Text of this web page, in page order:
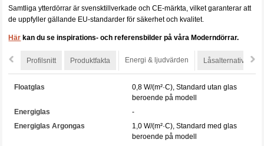
Samtliga ytterdörrar är svensktillverkade och CE-märkta, vilket garanterar att
de uppfyller gällande EU-standarder för säkerhet och kvalitet.
Här kan du se inspirations- och referensbilder på våra Moderndörrar.
Profilsnitt Produktfakta Energi & ljudvärden Låsalternativ
Floatglas
0,8 W/(m²·C), Standard utan glas
beroende på modell
Energiglas
-
Energiglas Argongas
1,0 W/(m²·C), Standard med glas
beroende på modell